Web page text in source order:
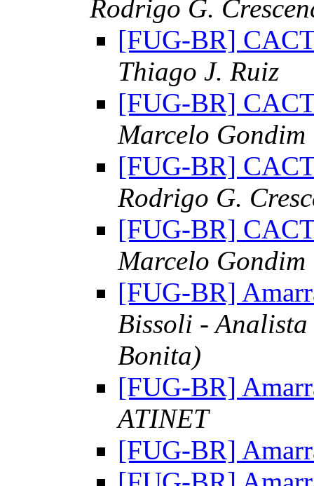
Rodrigo G.
[FUG-BR]
Thiago J. Ruiz
[FUG-BR]
Marcelo Gondim
[FUG-BR]
Rodrigo G.
[FUG-BR]
Marcelo Gondim
[FUG-BR]
Bissoli -
Bonita)
[FUG-BR]
ATINET
[FUG-BR]